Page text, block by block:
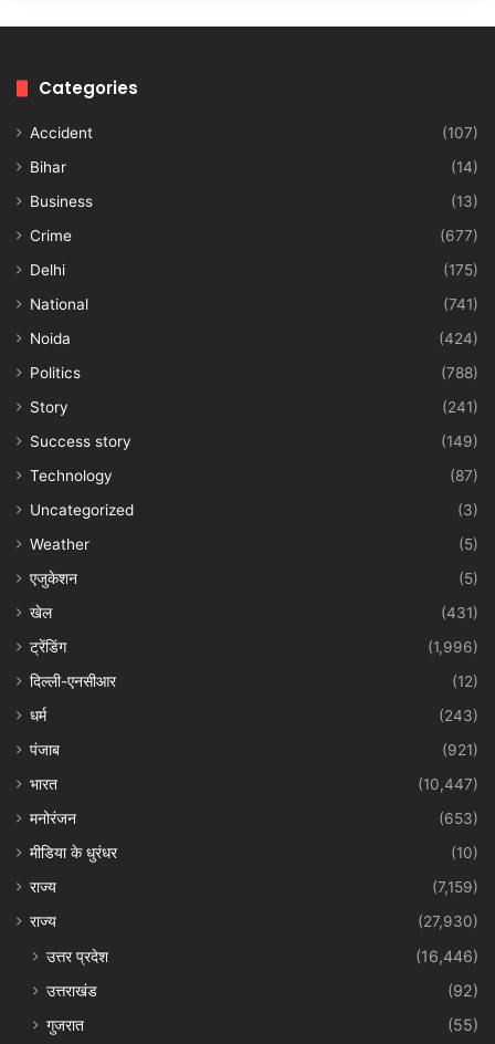
Categories
Accident
(107)
Bihar
(14)
Business
(13)
Crime
(677)
Delhi
(175)
National
(741)
Noida
(424)
Politics
(788)
Story
(241)
Success story
(149)
Technology
(87)
Uncategorized
(3)
Weather
(5)
एजुकेशन
(5)
खेल
(431)
ट्रेंडिंग
(1,996)
दिल्ली-एनसीआर
(12)
धर्म
(243)
पंजाब
(921)
भारत
(10,447)
मनोरंजन
(653)
मीडिया के धुरंधर
(10)
राज्य
(7,159)
राज्य
(27,930)
उत्तर प्रदेश
(16,446)
उत्तराखंड
(92)
गुजरात
(55)